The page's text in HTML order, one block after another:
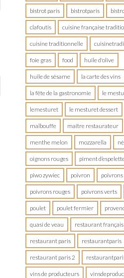
bistrot paris bistrotparis
clafoutis cuisine française
cuisine traditionnelle
foie gras food huile d'olive
huile de sésame la carte des vins
la fête de la gastronomie le
lemesturet le mesturet dessert
malbouffe maître restaurateur
menthe melon mozzarella
oignons rouges piment
piwo zywiec poivron
poivrons rouges poivrons verts
poulet poulet fermier
quasi de veau restaurant français
restaurant paris restaurantparis
restaurant paris 2
vins de producteurs